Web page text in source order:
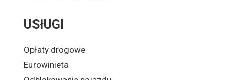
USłUGI
Opłaty drogowe
Eurowinieta